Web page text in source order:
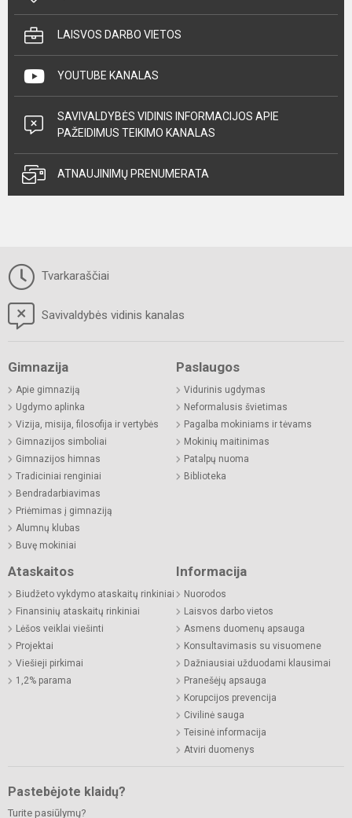
LAISVOS DARBO VIETOS
YOUTUBE KANALAS
SAVIVALDYBĖS VIDINIS INFORMACIJOS APIE
PAŽEIDIMUS TEIKIMO KANALAS
ATNAUJINIMŲ PRENUMERATA
Tvarkaraščiai
Savivaldybės vidinis kanalas
Gimnazija
Apie gimnaziją
Ugdymo aplinka
Vizija, misija, filosofija ir vertybės
Gimnazijos simboliai
Gimnazijos himnas
Tradiciniai renginiai
Bendradarbiavimas
Priėmimas į gimnaziją
Alumnų klubas
Buvę mokiniai
Paslaugos
Vidurinis ugdymas
Neformalusis švietimas
Pagalba mokiniams ir tėvams
Mokinių maitinimas
Patalpų nuoma
Biblioteka
Ataskaitos
Biudžeto vykdymo ataskaitų rinkiniai
Finansinių ataskaitų rinkiniai
Lėšos veiklai viešinti
Projektai
Viešieji pirkimai
1,2% parama
Informacija
Nuorodos
Laisvos darbo vietos
Asmens duomenų apsauga
Konsultavimasis su visuomene
Dažniausiai užduodami klausimai
Pranešėjų apsauga
Korupcijos prevencija
Civilinė sauga
Teisinė informacija
Atviri duomenys
Pastebėjote klaidų?
Turite pasiūlymų?